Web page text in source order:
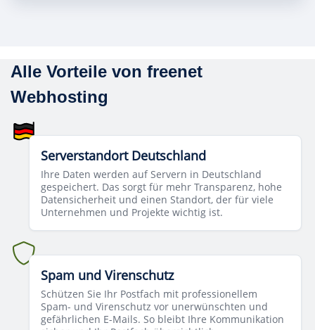
Alle Vorteile von freenet
Webhosting
Serverstandort Deutschland
Ihre Daten werden auf Servern in Deutschland
gespeichert. Das sorgt für mehr Transparenz, hohe
Datensicherheit und einen Standort, der für viele
Unternehmen und Projekte wichtig ist.
Spam und Virenschutz
Schützen Sie Ihr Postfach mit professionellem
Spam- und Virenschutz vor unerwünschten und
gefährlichen E-Mails. So bleibt Ihre Kommunikation